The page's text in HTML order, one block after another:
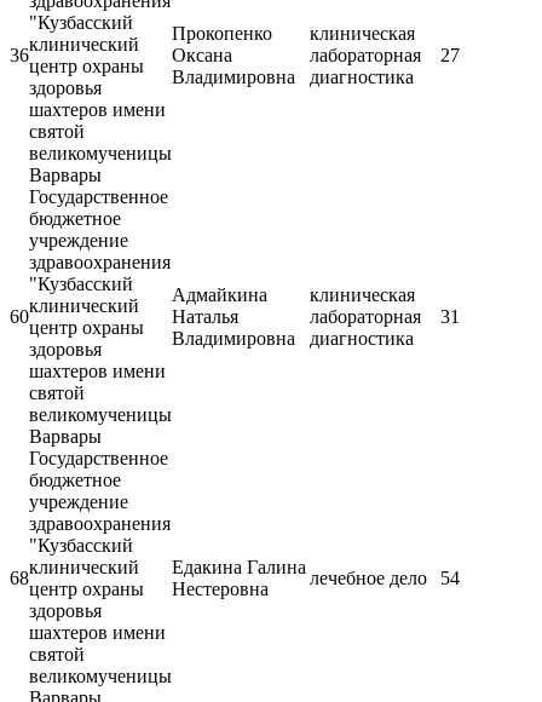
36
"Кузбасский
клинический
центр охраны
здоровья
шахтеров имени
святой
великомученицы
Варвары
Прокопенко
Оксана
Владимировна
клиническая
лабораторная
диагностика
27
60
Государственное
бюджетное
учреждение
здравоохранения
"Кузбасский
клинический
центр охраны
здоровья
шахтеров имени
святой
великомученицы
Варвары
Адмайкина
Наталья
Владимировна
клиническая
лабораторная
диагностика
31
68
Государственное
бюджетное
учреждение
здравоохранения
"Кузбасский
клинический
центр охраны
здоровья
шахтеров имени
святой
великомученицы
Едакина Галина
Нестеровна
лечебное дело 54